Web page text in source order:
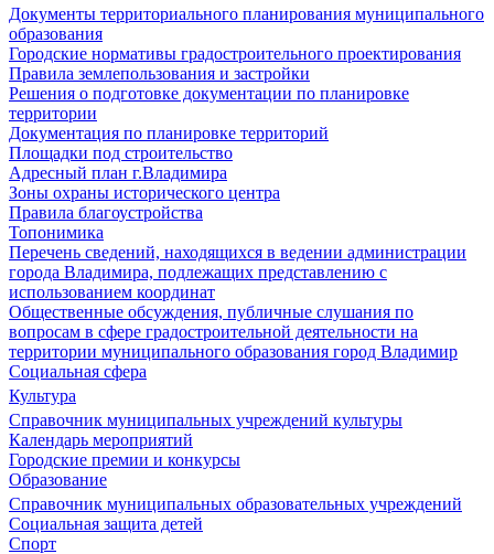
Документы территориального планирования муниципального
образования
Городские нормативы градостроительного проектирования
Правила землепользования и застройки
Решения о подготовке документации по планировке
территории
Документация по планировке территорий
Площадки под строительство
Адресный план г.Владимира
Зоны охраны исторического центра
Правила благоустройства
Топонимика
Перечень сведений, находящихся в ведении администрации
города Владимира, подлежащих представлению с
использованием координат
Общественные обсуждения, публичные слушания по
вопросам в сфере градостроительной деятельности на
территории муниципального образования город Владимир
Социальная сфера
Культура
Справочник муниципальных учреждений культуры
Календарь мероприятий
Городские премии и конкурсы
Образование
Справочник муниципальных образовательных учреждений
Социальная защита детей
Спорт